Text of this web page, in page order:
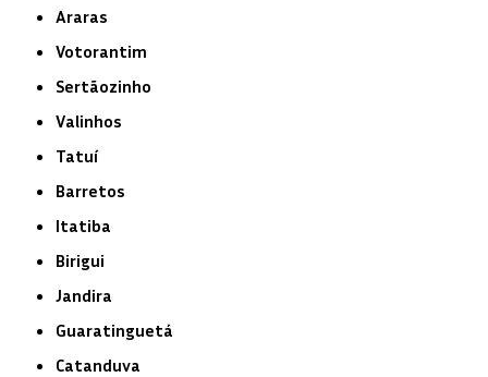
Araras
Votorantim
Sertãozinho
Valinhos
Tatuí
Barretos
Itatiba
Birigui
Jandira
Guaratinguetá
Catanduva